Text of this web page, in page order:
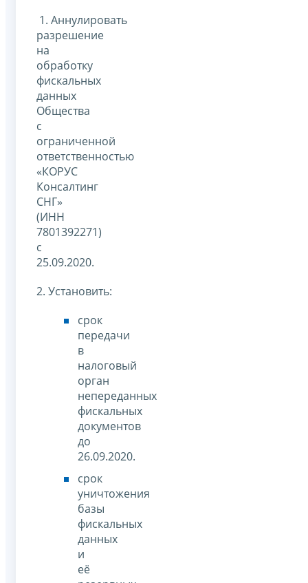
1. Аннулировать
разрешение
на
обработку
фискальных
данных
Общества
с
ограниченной
ответственностью
«КОРУС
Консалтинг
СНГ»
(ИНН
7801392271)
с
25.09.2020.
2. Установить:
срок
передачи
в
налоговый
орган
непереданных
фискальных
документов
до
26.09.2020.
срок
уничтожения
базы
фискальных
данных
и
её